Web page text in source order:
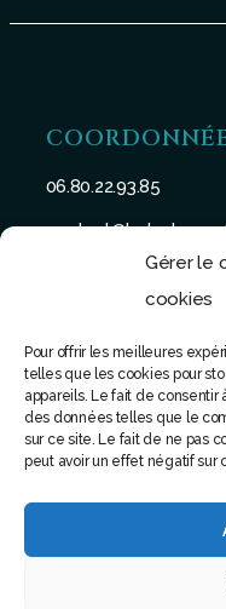
Gérer le
cookies
Pour offrir les meilleures
telles que les cookies pour
appareils. Le fait de
des données telles que le
sur ce site. Le fait de ne pas
peut avoir un effet négatif sur
06.80.22.93.85
contact@batu-
SUIVEZ-NOUS
© 2022 - Tous droits